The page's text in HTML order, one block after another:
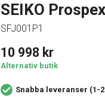
SEIKO
SFJ001P1
10 998 kr
Alternativ butik
Snabba leveranser (1-